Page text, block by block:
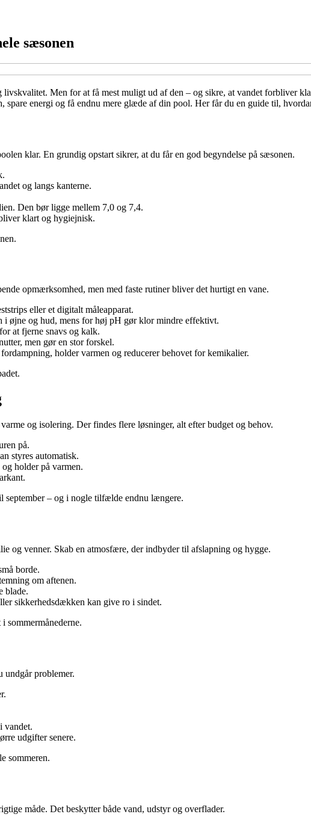
sæsonen
livskvalitet. Men for at få mest muligt ud af den – og sikre, at vandet forbliver
energi og få endnu mere glæde af din pool. Her får du en guide til,
klar. En grundig opstart sikrer, at du får en god begyndelse på sæsonen.
og langs kanterne.
Den bør ligge mellem 7,0 og 7,4.
klart og hygiejnisk.
opmærksomhed, men med faste rutiner bliver det hurtigt en vane.
eller et digitalt måleapparat.
øjne og hud, mens for høj pH gør klor mindre effektivt.
at fjerne snavs og kalk.
men gør en stor forskel.
holder varmen og reducerer behovet for kemikalier.
og isolering. Der findes flere løsninger, alt efter budget og behov.
på.
styres automatisk.
holder på varmen.
– og i nogle tilfælde endnu længere.
og venner. Skab en atmosfære, der indbyder til afslapning og hygge.
borde.
om aftenen.
blade.
sikkerhedsdækken kan give ro i sindet.
sommermånederne.
undgår problemer.
vandet.
udgifter senere.
sommeren.
måde. Det beskytter både vand, udstyr og overflader.